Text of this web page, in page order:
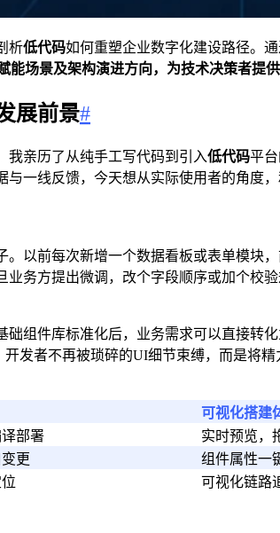
析低代码如何重塑企业数字化建设路径。
场景及架构演进方向，为技术决策者提
展前景#
我亲历了从纯手工写代码到引入低代码平
一线反馈，今天想从实际使用者的角度
以前每次新增一个数据看板或表单模块
务方提出微调，改个字段顺序或加个校
组件库标准化后，业务需求可以直接转
发者不再被琐碎的UI细节束缚，而是将
可视化搭建
部署 实时预览，
更 组件属性一
可视化链路